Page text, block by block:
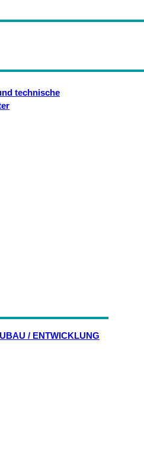
technische
/ ENTWICKLUNG